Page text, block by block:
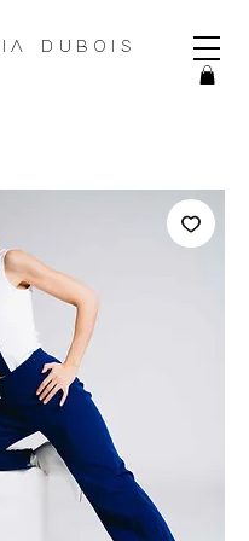
DUBOIS